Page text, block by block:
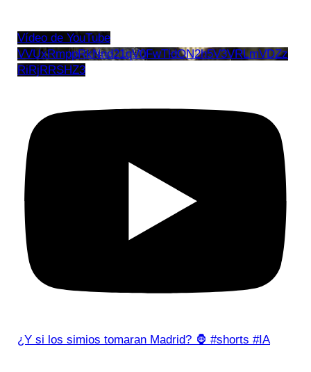
Vídeo de YouTube
VVUxRmppRkNnd21qV0FwTldON2h5V3VRLmVDZz
RiRjRRSHZ3
¿Y si los simios tomaran Madrid? 🦍 #shorts #IA